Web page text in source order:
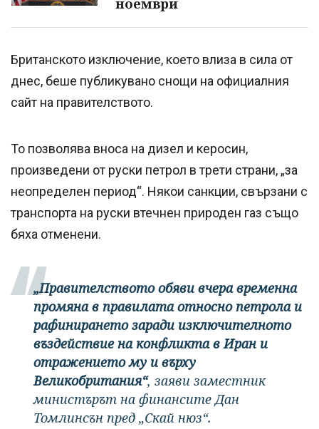
ноември
Британското изключение, което влиза в сила от
днес, беше публикувано снощи на официалния
сайт на правителството.
То позволява вноса на дизел и керосин,
произведени от руски петрол в трети страни, „за
неопределен период“. Някои санкции, свързани с
транспорта на руски втечнен природен газ също
бяха отменени.
„Правителството обяви вчера временна
промяна в правилата относно петрола и
рафинирането заради изключителното
въздействие на конфликта в Иран и
отражението му и върху
Великобритания“, заяви заместник
министърът на финансите Дан
Томлинсън пред „Скай нюз“.